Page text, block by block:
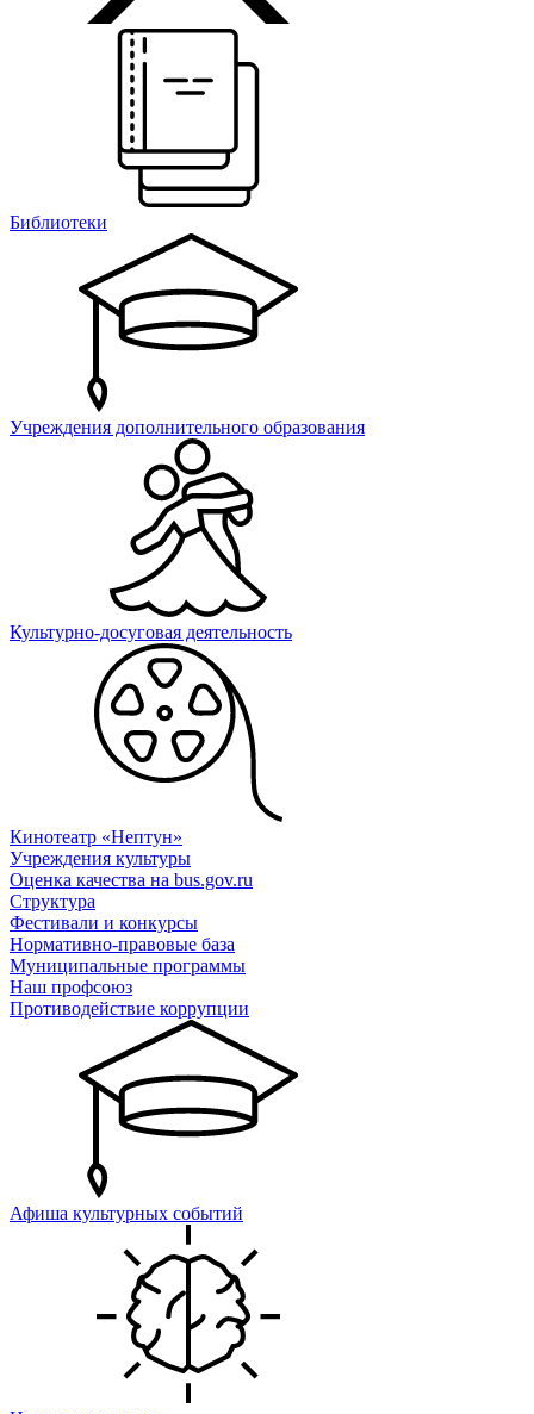
Библиотеки
Учреждения дополнительного образования
Культурно-досуговая деятельность
Кинотеатр «Нептун»
Учреждения культуры
Оценка качества на bus.gov.ru
Структура
Фестивали и конкурсы
Нормативно-правовые база
Муниципальные программы
Наш профсоюз
Противодействие коррупции
Афиша культурных событий